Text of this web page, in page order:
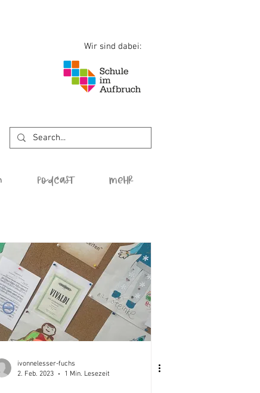
Wir sind dabei:
Podcast Mehr
ivonnelesser-fuchs
2. Feb. 2023
1 Min. Lesezeit